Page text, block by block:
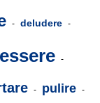
- deludere -
essere -
- pulire -